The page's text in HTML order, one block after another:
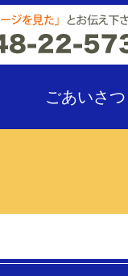
ごあいさつ